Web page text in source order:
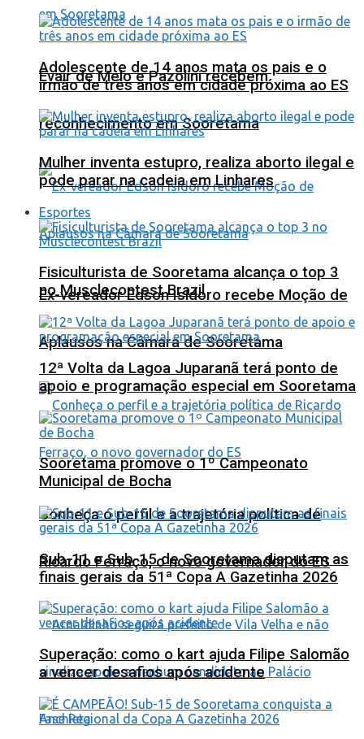
Evair de Melo e Pazolini recebem
reconhecimento em Sooretama
Ex-vereador Edson Isidoro recebe Moção de
Aplausos na Câmara de Sooretama
Conheça o perfil e a trajetória política de
Ricardo Ferraço, o novo governador do ES
Adolescente de 14 anos mata os pais e o
irmão de três anos em cidade próxima ao ES
Mulher inventa estupro, realiza aborto ilegal e
pode parar na cadeia em Linhares
Esportes
Fisiculturista de Sooretama alcança o top 3
no Musclecontest Brazil
12ª Volta da Lagoa Juparanã terá ponto de
apoio e programação especial em Sooretama
Sooretama promove o 1º Campeonato
Municipal de Bocha
Sub-11 e Sub-15 de Sooretama disputam as
finais gerais da 51ª Copa A Gazetinha 2026
Superação: como o kart ajuda Filipe Salomão
a vencer desafios após acidente